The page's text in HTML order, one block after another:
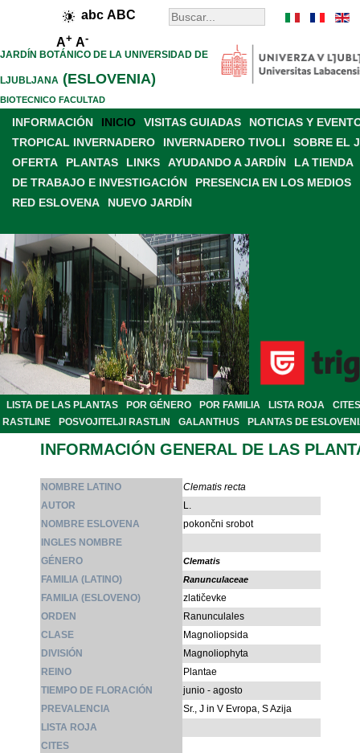
abc ABC
A+ A-
JARDÍN BOTÁNICO DE LA UNIVERSIDAD DE
LJUBLJANA (ESLOVENIA)
BIOTECNICO FACULTAD
INFORMACIÓN INICIO VISITAS GUIADAS
NOTICIAS Y
TROPICAL INVERNADERO
INVERNADERO TIVOLI
SOBRE EL
OFERTA
PLANTAS LINKS AYUDANDO A JARDÍN
LA TIENDA
DE TRABAJO E INVESTIGACIÓN
PRESENCIA EN LOS MEDIOS
RED ESLOVENA
NUEVO JARDÍN
LISTA DE LAS PLANTAS POR GÉNERO POR FAMILIA LISTA ROJA
CITES
RASTLINE
POSVOJITELJI RASTLIN GALANTHUS PLANTAS DE
INFORMACIÓN GENERAL DE LAS
NOMBRE LATINO
Clematis recta
AUTOR
L.
NOMBRE ESLOVENA
pokončni srobot
INGLES NOMBRE
GÉNERO
Clematis
FAMILIA (LATINO) Ranunculaceae
FAMILIA (ESLOVENO)
zlatičevke
ORDEN
Ranunculales
CLASE
Magnoliopsida
DIVISIÓN
Magnoliophyta
REINO
Plantae
TIEMPO DE FLORACIÓN
junio - agosto
PREVALENCIA
Sr., J in V Evropa, S Azija
LISTA ROJA
CITES